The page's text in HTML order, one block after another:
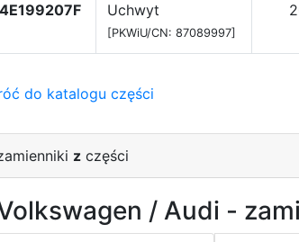
Uchwyt
[PKWiU/CN: 87089997]
do katalogu części
z części
/ Audi -